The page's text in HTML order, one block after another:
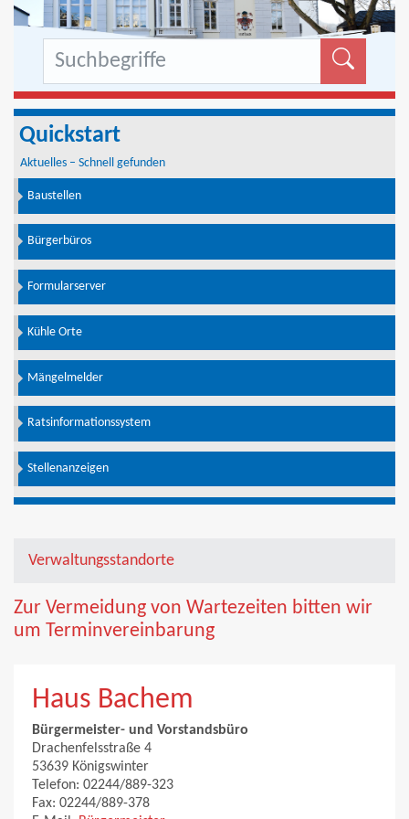
Quickstart
Aktuelles – Schnell gefunden
Baustellen
Bürgerbüros
Formularserver
Kühle Orte
Mängelmelder
Ratsinformationssystem
Stellenanzeigen
Verwaltungsstandorte
Zur Vermeidung von Wartezeiten bitten wir
um Terminvereinbarung
Haus Bachem
Bürgermeister- und Vorstandsbüro
Drachenfelsstraße 4
53639 Königswinter
Telefon: 02244/889-323
Fax: 02244/889-378